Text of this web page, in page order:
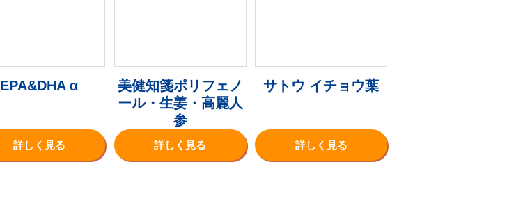
EPA&DHA α
詳しく見る
美健知箋ポリフェノ
ール・生姜・高麗人
参
詳しく見る
サトウ イチョウ葉
詳しく見る